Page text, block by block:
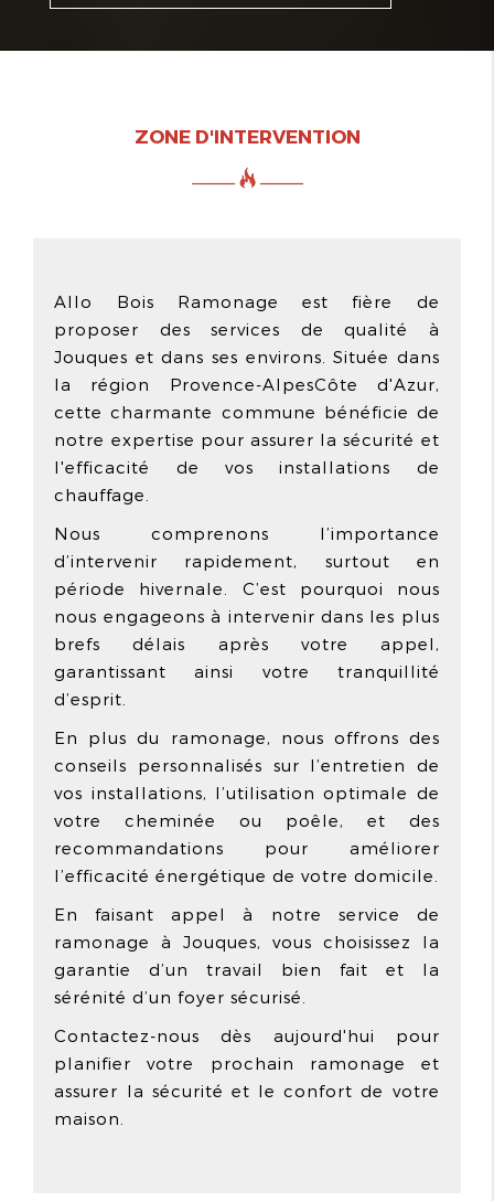
ZONE D'INTERVENTION
Allo Bois Ramonage est fière de
proposer des services de qualité à
Jouques et dans ses environs. Située dans
la région Provence-AlpesCôte d'Azur,
cette charmante commune bénéficie de
notre expertise pour assurer la sécurité et
l'efficacité de vos installations de
chauffage.
Nous comprenons l’importance
d’intervenir rapidement, surtout en
période hivernale. C’est pourquoi nous
nous engageons à intervenir dans les plus
brefs délais après votre appel,
garantissant ainsi votre tranquillité
d’esprit.
En plus du ramonage, nous offrons des
conseils personnalisés sur l’entretien de
vos installations, l’utilisation optimale de
votre cheminée ou poêle, et des
recommandations pour améliorer
l’efficacité énergétique de votre domicile.
En faisant appel à notre service de
ramonage à Jouques, vous choisissez la
garantie d’un travail bien fait et la
sérénité d’un foyer sécurisé.
Contactez-nous dès aujourd'hui pour
planifier votre prochain ramonage et
assurer la sécurité et le confort de votre
maison.